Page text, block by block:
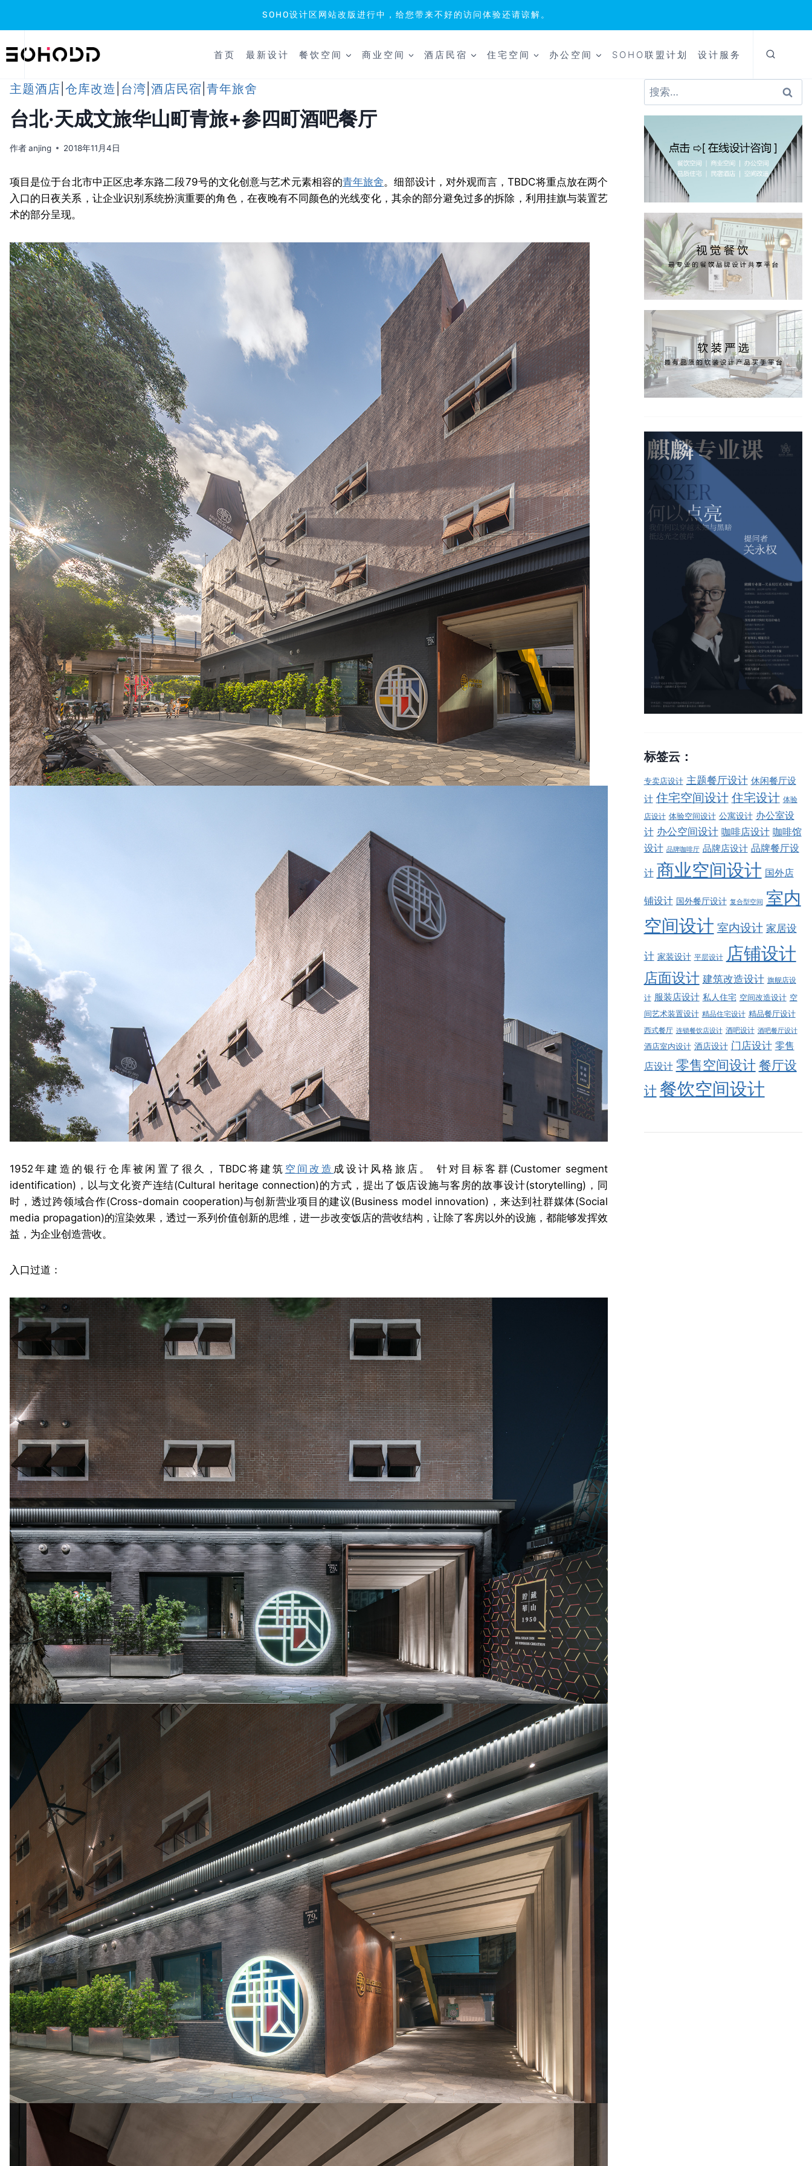
SOHO设计区网站改版进行中，给您带来不好的访问体验还请谅解。
到
首页 最新设计 餐饮空间 商业空间 酒店民宿 住宅空间 办公空间 SOHO联盟计划 设计服务
主题酒店 仓库改造 台湾 酒店民宿 青年旅舍
台北·天成文旅华山町青旅+参四町酒吧餐厅
作者anjing 2018年11月4日
项目是位于台北市中正区忠孝东路二段79号的文化创意与艺术元素相容的青年旅舍。细部设计，对外观而言，TBDC将重点放在两个
入口的日夜关系，让企业识别系统扮演重要的角色，在夜晚有不同颜色的光线变化，其余的部分避免过多的拆除，利用挂旗与装置艺
术的部分呈现。
1952年建造的银行仓库被闲置了很久，TBDC将建筑 空间改造 成设计风格旅店。 针对目标客群(Customer segment
identification)，以与文化资产连结(Cultural heritage connection)的方式，提出了饭店设施与客房的故事设计(storytelling)，同
时，透过跨领域合作(Cross-domain cooperation)与创新营业项目的建议(Business model innovation)，来达到社群媒体(Social
media propagation)的渲染效果，透过一系列价值创新的思维，进一步改变饭店的营收结构，让除了客房以外的设施，都能够发挥效
益，为企业创造营收。
入口过道：
搜
索：
标签云：
专卖店设计 主题餐厅设计 休闲餐厅设
计 住宅空间设计 住宅设计 体验
店设计 体验空间设计 公寓设计 办公室设
计 办公空间设计 咖啡店设计 咖啡馆
设计 品牌咖啡厅 品牌店设计 品牌餐厅设
计 商业空间设计 国外店
铺设计 国外餐厅设计 复合型空间
室内
空间设计 室内设计 家居设
计 家装设计 平层设计 店铺设计
店面设计 建筑改造设计 旗舰店设
计 服装店设计 私人住宅 空间改造设计 空
间艺术装置设计 精品住宅设计 精品餐厅设计
西式餐厅 连锁餐饮店设计 酒吧设计 酒吧餐厅设计
酒店室内设计 酒店设计 门店设计 零售
店设计 零售空间设计 餐厅设
计 餐饮空间设计